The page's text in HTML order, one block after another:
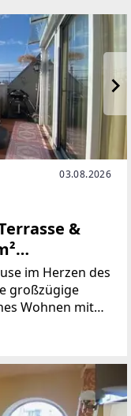
03.08.2026
&
im Herzen des
großzügige
Wohnen mit
exklusive
ein